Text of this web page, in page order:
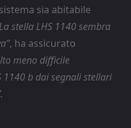
sia abitabile
stella LHS 1140 sembra
, ha assicurato
meno difficile
1140 b dai segnali stellari